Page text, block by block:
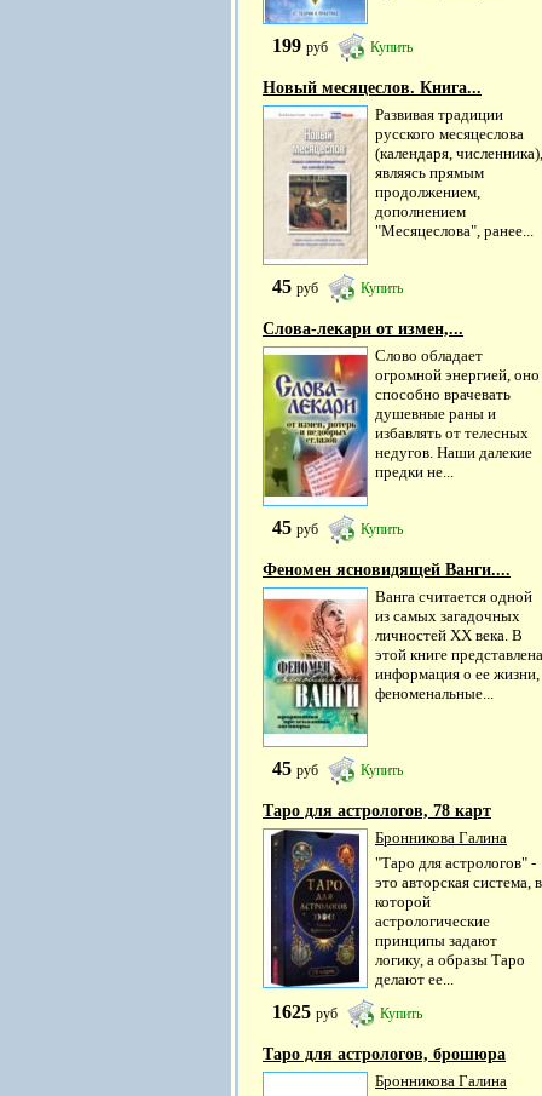
199 руб Купить
Новый месяцеслов. Книга...
Развивая традиции
русского месяцеслова
(календаря, численника),
являясь прямым
продолжением,
дополнением
"Месяцеслова", ранее...
45 руб Купить
Слова-лекари от измен,...
Слово обладает
огромной энергией, оно
способно врачевать
душевные раны и
избавлять от телесных
недугов. Наши далекие
предки не...
45 руб Купить
Феномен ясновидящей Ванги....
Ванга считается одной
из самых загадочных
личностей XX века. В
этой книге представлена
информация о ее жизни,
феноменальные...
45 руб Купить
Таро для астрологов, 78 карт
Бронникова Галина
"Таро для астрологов" -
это авторская система, в
которой
астрологические
принципы задают
логику, а образы Таро
делают ее...
1625 руб Купить
Таро для астрологов, брошюра
Бронникова Галина